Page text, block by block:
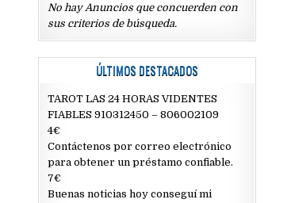
No hay Anuncios que concuerden con
sus criterios de búsqueda.
ÚLTIMOS DESTACADOS
TAROT LAS 24 HORAS VIDENTES
FIABLES 910312450 – 806002109
4€
Contáctenos por correo electrónico
para obtener un préstamo confiable.
7€
Buenas noticias hoy conseguí mi